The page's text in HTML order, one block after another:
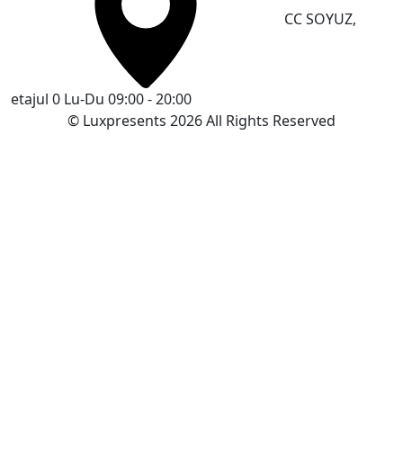
CC SOYUZ,
etajul 0 Lu-Du 09:00 - 20:00
© Luxpresents 2026 All Rights Reserved